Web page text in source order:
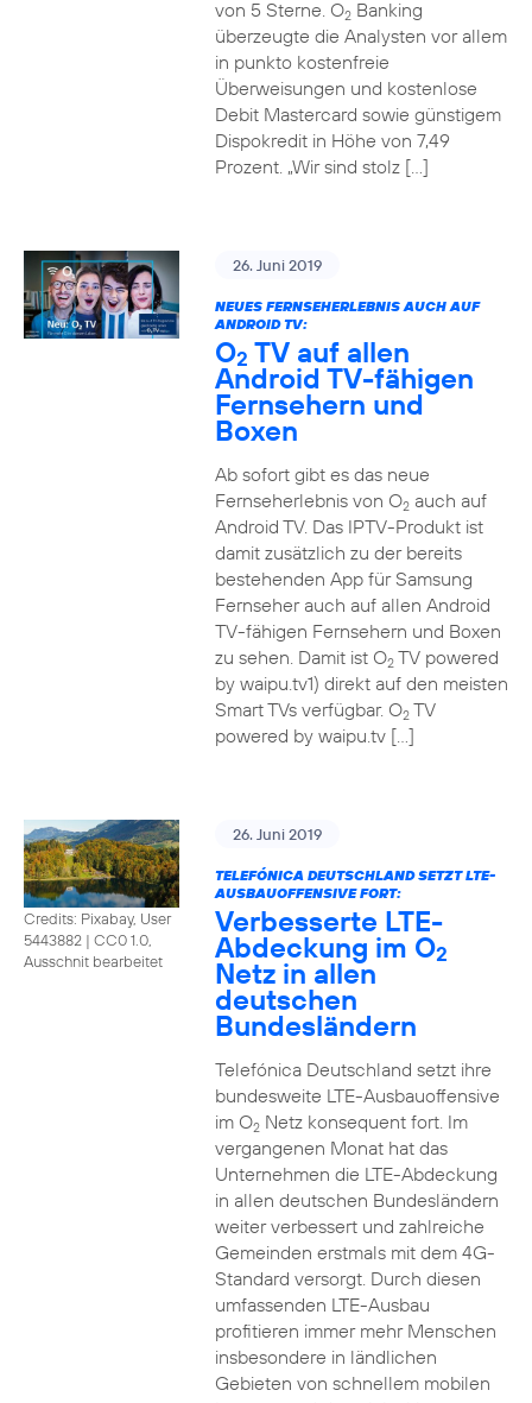
von 5 Sterne. O2Banking
überzeugte die Analysten vor allem
in punkto kostenfreie
Überweisungen und kostenlose
Debit Mastercard sowie günstigem
Dispokredit in Höhe von 7,49
Prozent. „Wir sind stolz […]
26. Juni 2019
NEUES FERNSEHERLEBNIS AUCH AUF
ANDROID TV:
O2 TV auf allen
Android TV-fähigen
Fernsehern und
Boxen
Ab sofort gibt es das neue
Fernseherlebnis von O2auch auf
Android TV. Das IPTV-Produkt ist
damit zusätzlich zu der bereits
bestehenden App für Samsung
Fernseher auch auf allen Android
TV-fähigen Fernsehern und Boxen
zu sehen. Damit ist O2TV powered
by waipu.tv1) direkt auf den meisten
Smart TVs verfügbar. O2TV
powered by waipu.tv […]
Credits: Pixabay, User
5443882 | CC0 1.0,
Ausschnit bearbeitet
26. Juni 2019
TELEFÓNICA DEUTSCHLAND SETZT LTE-
AUSBAUOFFENSIVE FORT:
Verbesserte LTE-
Abdeckung im O2
Netz in allen
deutschen
Bundesländern
Telefónica Deutschland setzt ihre
bundesweite LTE-Ausbauoffensive
im O2Netz konsequent fort. Im
vergangenen Monat hat das
Unternehmen die LTE-Abdeckung
in allen deutschen Bundesländern
weiter verbessert und zahlreiche
Gemeinden erstmals mit dem 4G-
Standard versorgt. Durch diesen
umfassenden LTE-Ausbau
profitieren immer mehr Menschen
insbesondere in ländlichen
Gebieten von schnellem mobilen